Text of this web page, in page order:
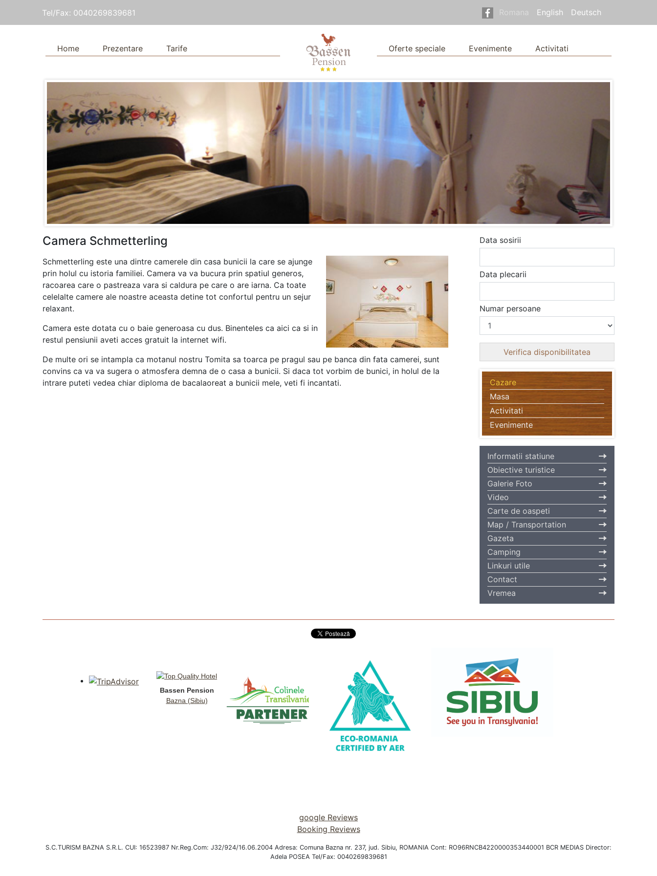
Tel/Fax: 0040269839681 Romana English Deutsch
Home Prezentare Tarife Oferte speciale Evenimente Activitati
Camera Schmetterling
Schmetterling este una dintre camerele din casa bunicii la care se ajunge
prin holul cu istoria familiei. Camera va va bucura prin spatiul generos,
racoarea care o pastreaza vara si caldura pe care o are iarna. Ca toate
celelalte camere ale noastre aceasta detine tot confortul pentru un sejur
relaxant.
Camera este dotata cu o baie generoasa cu dus. Binenteles ca aici ca si in
restul pensiunii aveti acces gratuit la internet wifi.
De multe ori se intampla ca motanul nostru Tomita sa toarca pe pragul sau pe banca din fata camerei, sunt
convins ca va va sugera o atmosfera demna de o casa a bunicii. Si daca tot vorbim de bunici, in holul de la
intrare puteti vedea chiar diploma de bacalaoreat a bunicii mele, veti fi incantati.
Data sosirii
Data plecarii
Numar persoane
Cazare
Masa
Activitati
Evenimente
Informatii statiune
Obiective turistice
Galerie Foto
Video
Carte de oaspeti
Map / Transportation
Gazeta
Camping
Linkuri utile
Contact
Vremea
Bassen Pension
Bazna (Sibiu)
google Reviews
Booking Reviews
S.C.TURISM BAZNA S.R.L. CUI: 16523987 Nr.Reg.Com: J32/924/16.06.2004 Adresa: Comuna Bazna nr. 237, jud. Sibiu, ROMANIA Cont: RO96RNCB4220000353440001 BCR MEDIAS Director:
Adela POSEA Tel/Fax: 0040269839681